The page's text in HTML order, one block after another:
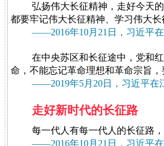
弘扬伟大长征精神，走好今天
都要牢记伟大长征精神、学习伟大
——2016年10月21日，习近平
在中央苏区和长征途中，党和
命，不能忘记革命理想和革命宗旨
——2019年5月20日，习近平在
走好新时代的长征路
每一代人有每一代人的长征路
——2016年10月21日，习近平